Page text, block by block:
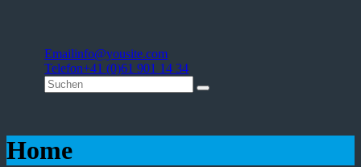
Emailinfo@yousite.com
Telefon+41 (0)61 901 14 34
Home